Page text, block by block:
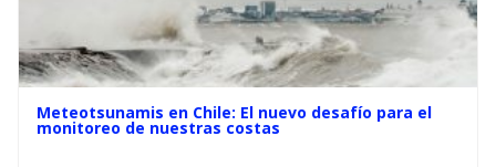
Meteotsunamis en Chile: El nuevo desafío para el
monitoreo de nuestras costas